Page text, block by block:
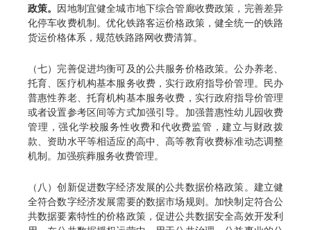
政策。
因地制宜健全城市地下综合管廊收费政策，完善差异
化停车收费机制。优化铁路客运价格政策，健全统一的铁路
货运价格体系，规范铁路路网收费清算。
（七）完善促进均衡可及的公共服务价格政策。公办养老、
托育、医疗机构基本服务收费，实行政府指导价管理。民办
普惠性养老、托育机构基本服务收费，实行政府指导价管理
或者设置参考区间等方式加强引导。加强普惠性幼儿园收费
管理，强化学校服务性收费和代收费监管，建立与财政拨
款、资助水平等相适应的高中、高等教育收费标准动态调整
机制。加强殡葬服务收费管理。
（八）创新促进数字经济发展的公共数据价格政策。建立健
全符合数字经济发展需要的数据市场规则。加快制定符合公
共数据要素特性的价格政策，促进公共数据安全高效开发利